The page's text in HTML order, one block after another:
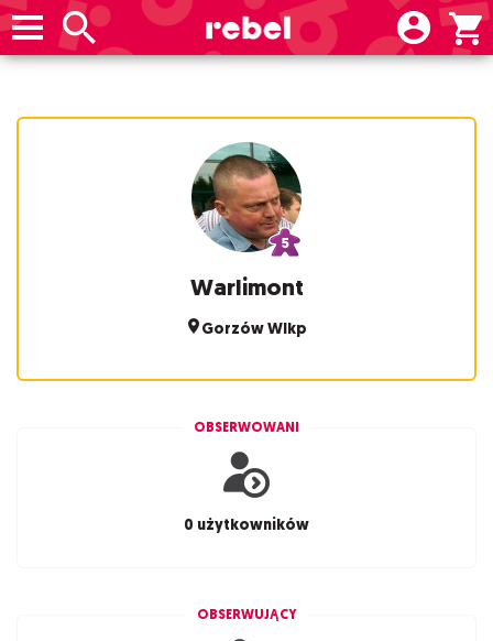
Warlimont
Gorzów Wlkp
OBSERWOWANI
0 użytkowników
OBSERWUJĄCY